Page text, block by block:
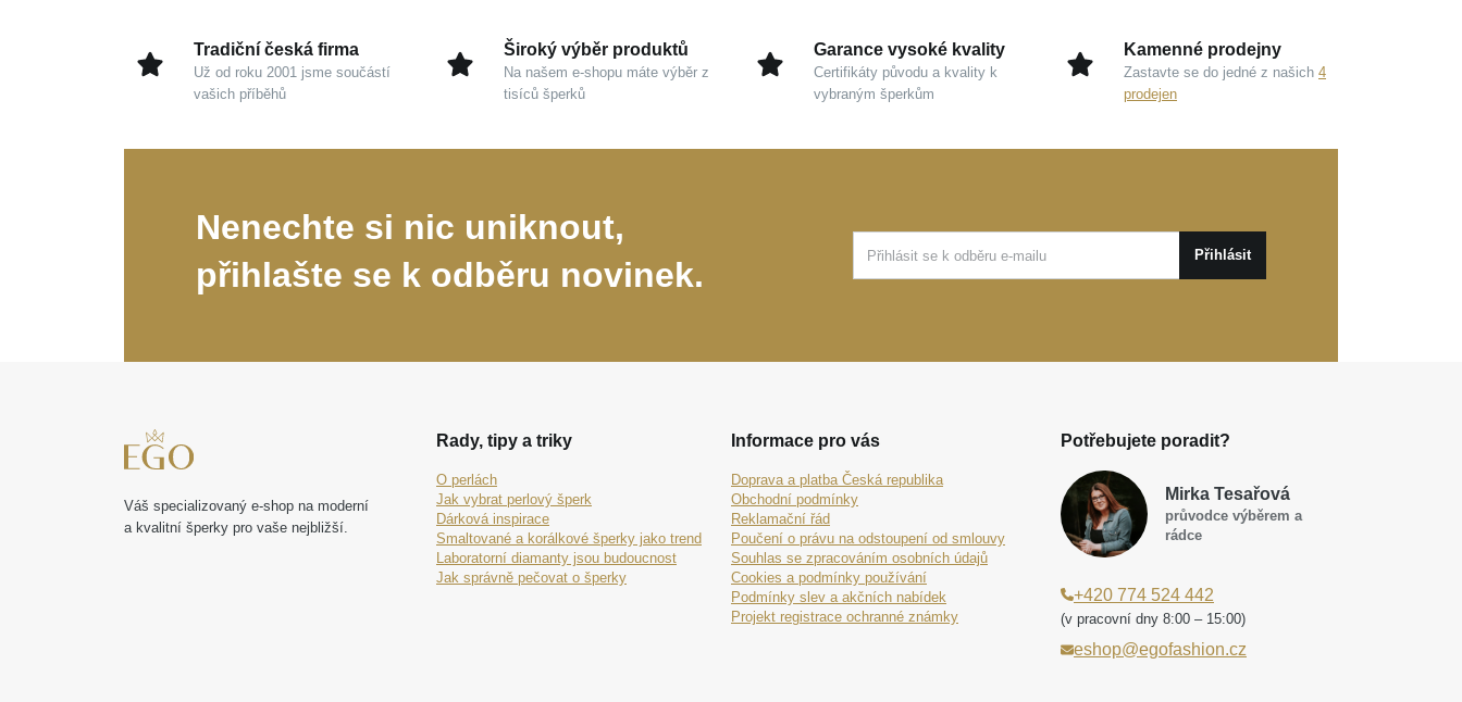
Tradiční česká firma
Už od roku 2001 jsme součástí
vašich příběhů
Široký výběr produktů
Na našem e-shopu máte výběr z
tisíců šperků
Garance vysoké kvality
Certifikáty původu a kvality k
vybraným šperkům
Kamenné prodejny
Zastavte se do jedné z našich 4
prodejen
Nenechte si nic uniknout,
přihlašte se k odběru novinek.
Přihlásit
Váš specializovaný e-shop na moderní
a kvalitní šperky pro vaše nejbližší.
Rady, tipy a triky
O perlách
Jak vybrat perlový šperk
Dárková inspirace
Smaltované a korálkové šperky jako trend
Laboratorní diamanty jsou budoucnost
Jak správně pečovat o šperky
Informace pro vás
Doprava a platba Česká republika
Obchodní podmínky
Reklamační řád
Poučení o právu na odstoupení od smlouvy
Souhlas se zpracováním osobních údajů
Cookies a podmínky používání
Podmínky slev a akčních nabídek
Projekt registrace ochranné známky
Potřebujete poradit?
Mirka Tesařová
průvodce výběrem a
rádce
+420 774 524 442
(v pracovní dny 8:00 – 15:00)
eshop@egofashion.cz